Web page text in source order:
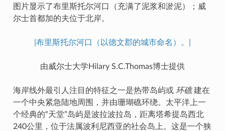
图片显示了布里斯托尔河口（充满了泥浆和淤泥）；威
尔士首都加的夫位于北岸。
|布里斯托尔河口（以德文郡的城市命名）。|
由威尔士大学Hilary S.C.Thomas博士提供
海岸线外最引人注目的特征之一是热带岛屿或 环礁建在
一个中央紧急陆地周围，并由珊瑚礁环绕。太平洋上一
个经典的“天堂”岛屿是波拉波拉岛，距离塔希提岛西北
240公里，位于法属波利尼西亚的社会岛上。这是一个狭